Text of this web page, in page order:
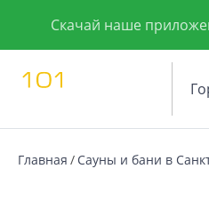
Скачай наше
Главная Сауны и бани в